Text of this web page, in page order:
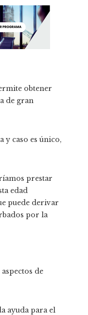
obtener
de gran
y caso es único,
prestar
edad
puede derivar
por la
de
ayuda para el